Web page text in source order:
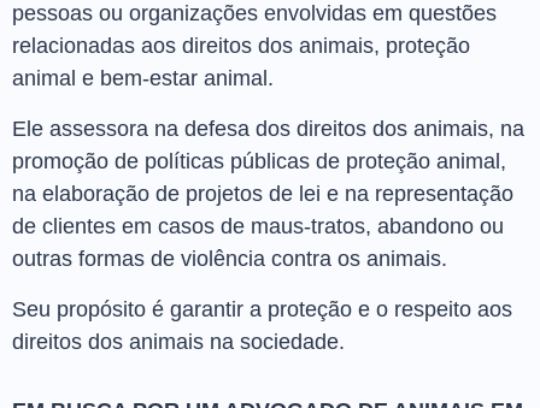
pessoas ou organizações envolvidas em questões
relacionadas aos direitos dos animais, proteção
animal e bem-estar animal.
Ele assessora na defesa dos direitos dos animais, na
promoção de políticas públicas de proteção animal,
na elaboração de projetos de lei e na representação
de clientes em casos de maus-tratos, abandono ou
outras formas de violência contra os animais.
Seu propósito é garantir a proteção e o respeito aos
direitos dos animais na sociedade.